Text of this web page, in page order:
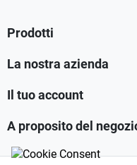
Prodotti
La nostra azienda
Il tuo account
A proposito del